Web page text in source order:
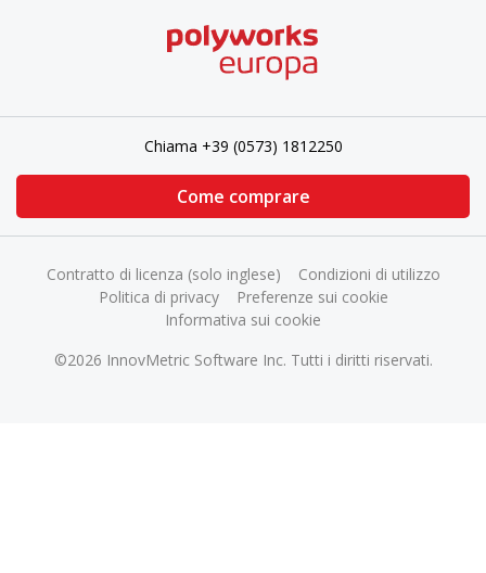
Chiama +39 (0573) 1812250
Come comprare
©2026 InnovMetric Software Inc. Tutti i diritti riservati.
Contratto di licenza (solo inglese)
Condizioni di utilizzo
Politica di privacy
Preferenze sui cookie
Informativa sui cookie